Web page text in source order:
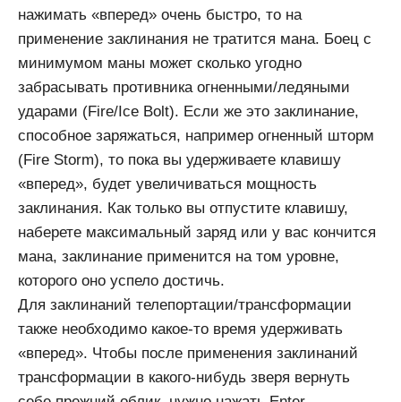
нажимать «вперед» очень быстро, то на
применение заклинания не тратится мана. Боец с
минимумом маны может сколько угодно
забрасывать противника огненными/ледяными
ударами (Fire/Ice Bolt). Если же это заклинание,
способное заряжаться, например огненный шторм
(Fire Storm), то пока вы удерживаете клавишу
«вперед», будет увеличиваться мощность
заклинания. Как только вы отпустите клавишу,
наберете максимальный заряд или у вас кончится
мана, заклинание применится на том уровне,
которого оно успело достичь.
Для заклинаний телепортации/трансформации
также необходимо какое-то время удерживать
«вперед». Чтобы после применения заклинаний
трансформации в какого-нибудь зверя вернуть